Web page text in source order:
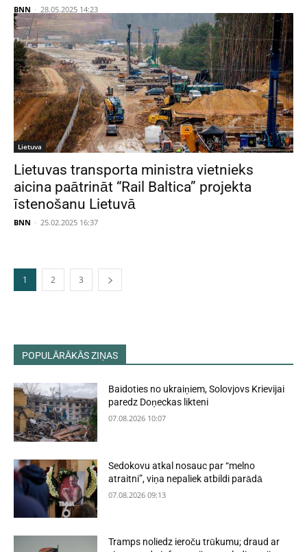
BNN - 28.05.2025 14:23
Lietuva
Lietuvas transporta ministra vietnieks
aicina paātrināt “Rail Baltica” projekta
īstenošanu Lietuvā
BNN - 25.02.2025 16:37
1 2 3
POPULĀRĀKĀS ZIŅAS
Baidoties no ukraiņiem, Solovjovs Krievijai
paredz Doņeckas likteni
07.08.2026 10:07
Sedokovu atkal nosauc par “melno
atraitni”, viņa nepaliek atbildi parādā
07.08.2026 09:13
Tramps noliedz ieroču trūkumu; draud ar